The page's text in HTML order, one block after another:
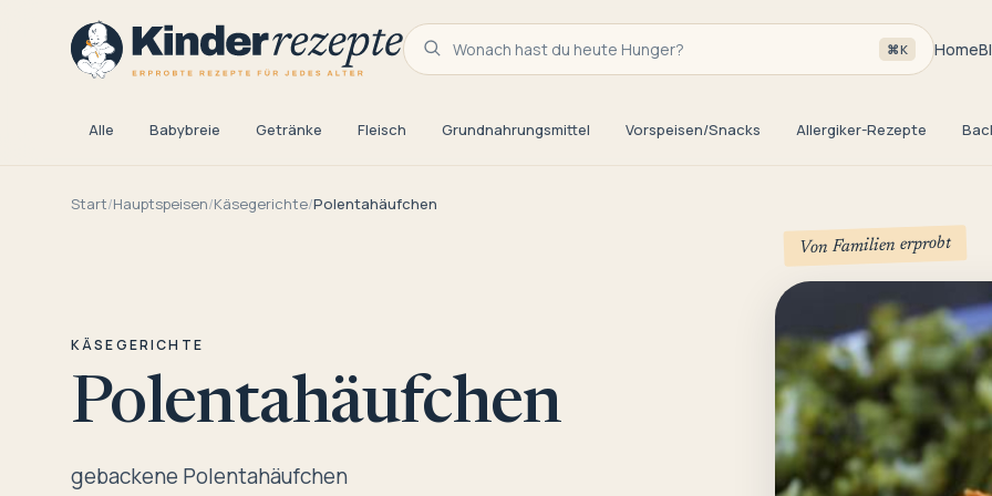
Wonach hast du heute Hunger? ⌘K Home
Alle Babybreie Getränke Fleisch Grundnahrungsmittel Vorspeisen/Snacks Allergiker-Rezepte
Start/Hauptspeisen/Käsegerichte/Polentahäufchen
KÄSEGERICHTE
Polentahäufchen
gebackene Polentahäufchen
Von Familien erprobt